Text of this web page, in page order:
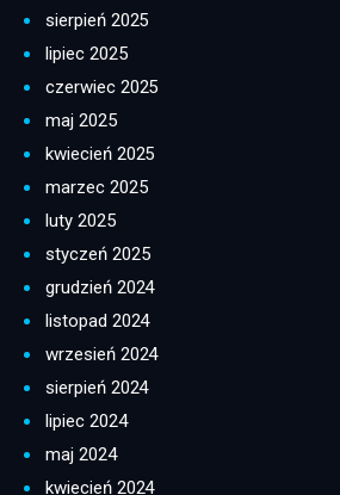
sierpień 2025
lipiec 2025
czerwiec 2025
maj 2025
kwiecień 2025
marzec 2025
luty 2025
styczeń 2025
grudzień 2024
listopad 2024
wrzesień 2024
sierpień 2024
lipiec 2024
maj 2024
kwiecień 2024